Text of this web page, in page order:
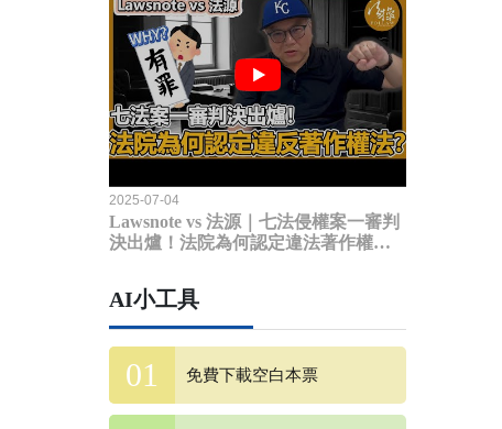
2025-07-04
Lawsnote vs 法源｜七法侵權案一審判
決出爐！法院為何認定違法著作權
AI小工具
免費下載空白本票